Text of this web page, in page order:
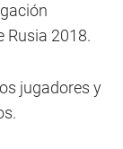
Rusia 2018.
jugadores y